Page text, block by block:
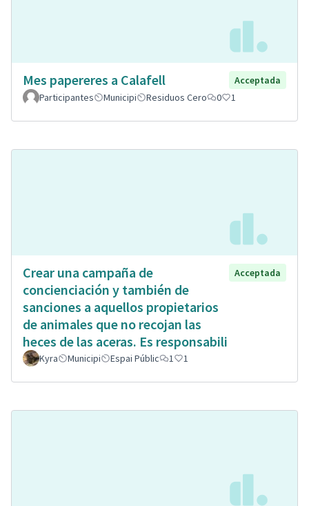
Mes papereres a Calafell
Acceptada
Participantes
Municipi Residuos Cero 0 1
Crear una campaña de
concienciación y también de
sanciones a aquellos propietarios
de animales que no recojan las
heces de las aceras. Es responsabili
Acceptada
Kyra Municipi Espai Públic 1 1